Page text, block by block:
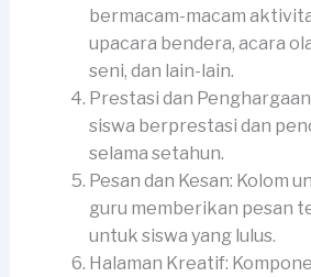
bermacam-macam
upacara bendera, acara
seni, dan lain-lain.
Prestasi dan
siswa berprestasi dan
selama setahun.
Pesan dan Kesan: Kolom
guru memberikan pesan
untuk siswa yang lulus.
Halaman Kreatif: